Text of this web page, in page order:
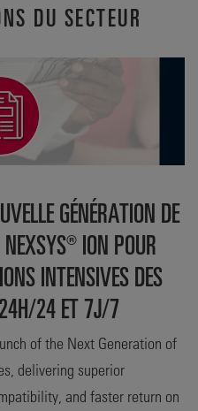
DU SECTEUR
GÉNÉRATION DE
ION POUR
INTENSIVES DES
24H/24 ET 7J/7
of the Next Generation of
delivering superior
and faster return on